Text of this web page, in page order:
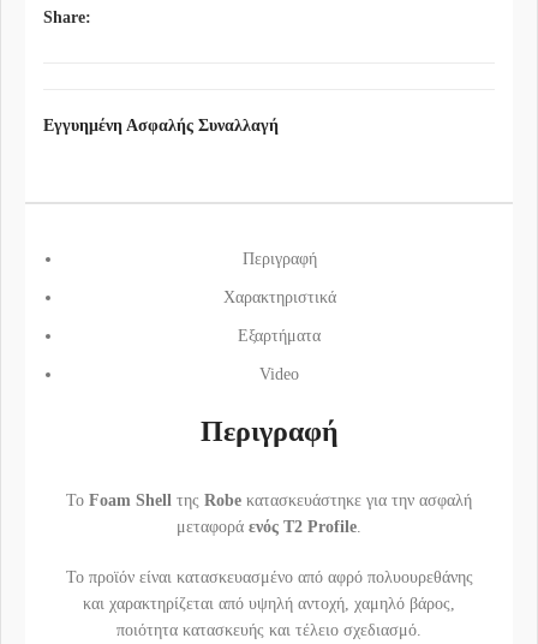
Share:
Εγγυημένη Ασφαλής Συναλλαγή
Περιγραφή
Χαρακτηριστικά
Εξαρτήματα
Video
Περιγραφή
Το Foam Shell της Robe κατασκευάστηκε για την ασφαλή
μεταφορά ενός T2 Profile.
Το προϊόν είναι κατασκευασμένο από αφρό πολυουρεθάνης
και χαρακτηρίζεται από υψηλή αντοχή, χαμηλό βάρος,
ποιότητα κατασκευής και τέλειο σχεδιασμό.